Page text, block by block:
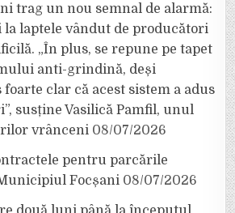
trag un nou semnal de alarmă:
laptele vândut de producători
„În plus, se repune pe tapet
anti-grindină, deși
clar că acest sistem a adus
susține Vasilică Pamfil, unul
vrânceni 08/07/2026
pentru parcările
Focșani 08/07/2026